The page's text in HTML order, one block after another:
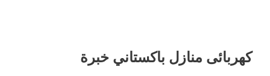
كهربائى منازل باكستاني خبرة